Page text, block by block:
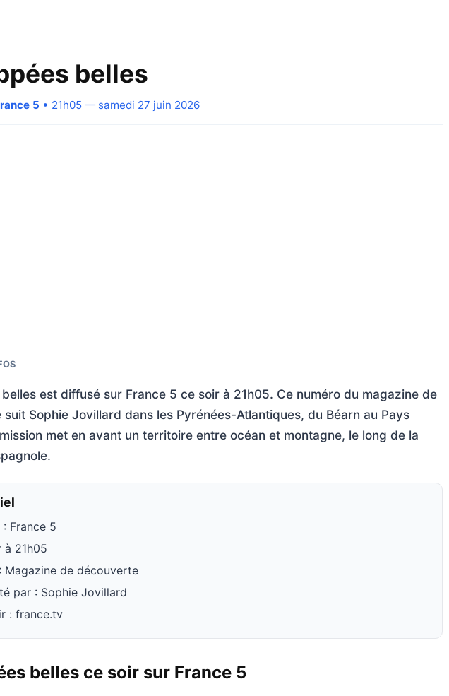
belles
5 • 21h05 — samedi 27 juin 2026
est diffusé sur France 5 ce soir à 21h05. Ce numéro du magazine de
Sophie Jovillard dans les Pyrénées-Atlantiques, du Béarn au Pays
met en avant un territoire entre océan et montagne, le long de la
: France 5
à 21h05
Magazine de découverte
par : Sophie Jovillard
: france.tv
belles ce soir sur France 5